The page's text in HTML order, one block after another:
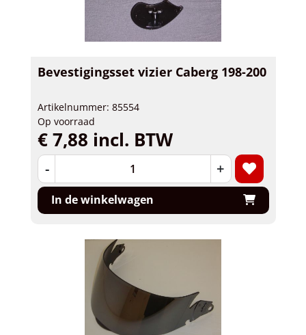
Bevestigingsset vizier Caberg 198-200
Artikelnummer: 85554
Op voorraad
€ 7,88 incl. BTW
- +
In de winkelwagen